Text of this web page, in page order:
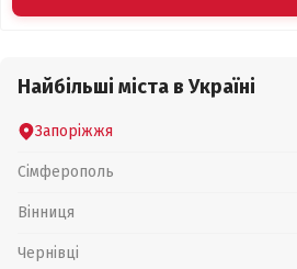
Найбільші міста в Україні
Запоріжжя
Сімферополь
Вінниця
Чернівці